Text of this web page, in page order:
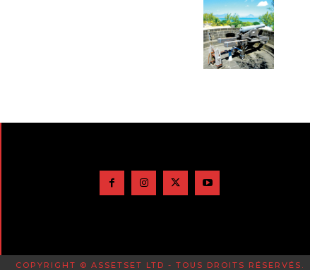
COPYRIGHT © ASSETSET LTD - TOUS DROITS RÉSERVÉS.